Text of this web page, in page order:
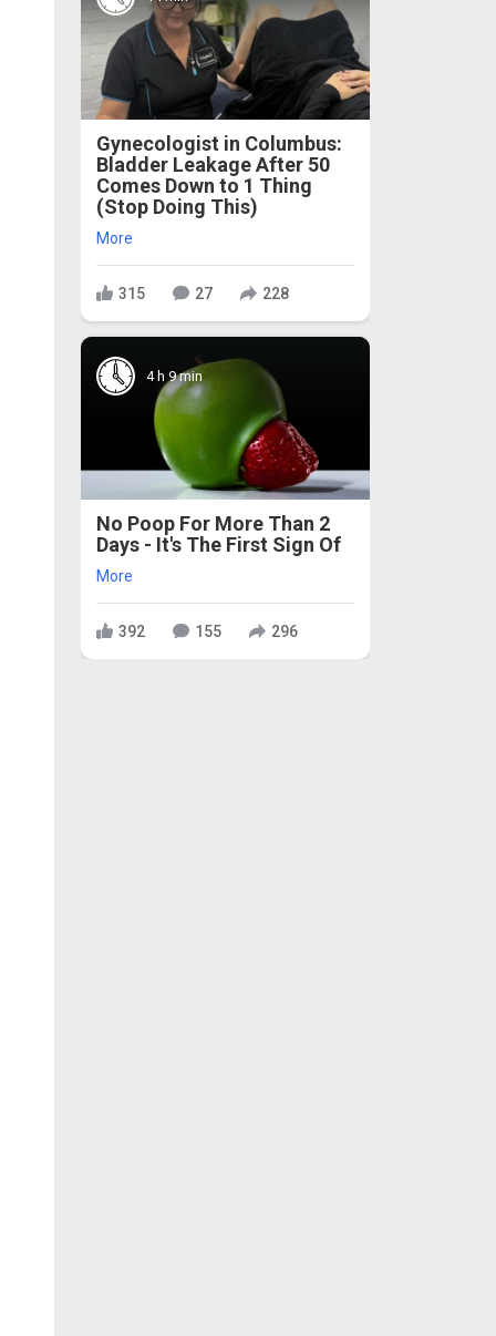
Gynecologist in Columbus:
Bladder Leakage After 50
Comes Down to 1 Thing
(Stop Doing This)
More
315 27 228
4 h 9 min
No Poop For More Than 2
Days - It's The First Sign Of
More
392 155 296